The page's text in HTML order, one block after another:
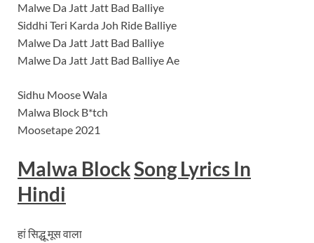
Malwe Da Jatt Jatt Bad Balliye
Siddhi Teri Karda Joh Ride Balliye
Malwe Da Jatt Jatt Bad Balliye
Malwe Da Jatt Jatt Bad Balliye Ae
Sidhu Moose Wala
Malwa Block B*tch
Moosetape 2021
Malwa BlockSong Lyrics In
Hindi
हां सिद्धू मूस वाला